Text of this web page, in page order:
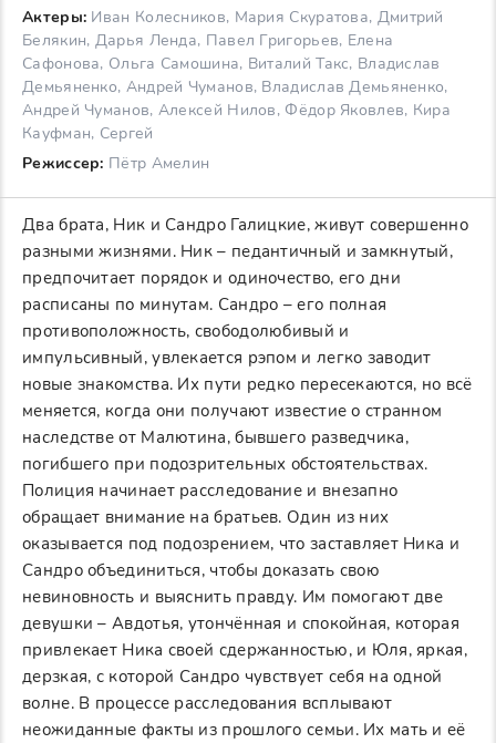
Актеры: Иван Колесников, Мария Скуратова, Дмитрий
Белякин, Дарья Ленда, Павел Григорьев, Елена
Сафонова, Ольга Самошина, Виталий Такс, Владислав
Демьяненко, Андрей Чуманов, Владислав Демьяненко,
Андрей Чуманов, Алексей Нилов, Фёдор Яковлев, Кира
Кауфман, Сергей
Режиссер: Пётр Амелин
Два брата, Ник и Сандро Галицкие, живут совершенно
разными жизнями. Ник – педантичный и замкнутый,
предпочитает порядок и одиночество, его дни
расписаны по минутам. Сандро – его полная
противоположность, свободолюбивый и
импульсивный, увлекается рэпом и легко заводит
новые знакомства. Их пути редко пересекаются, но всё
меняется, когда они получают известие о странном
наследстве от Малютина, бывшего разведчика,
погибшего при подозрительных обстоятельствах.
Полиция начинает расследование и внезапно
обращает внимание на братьев. Один из них
оказывается под подозрением, что заставляет Ника и
Сандро объединиться, чтобы доказать свою
невиновность и выяснить правду. Им помогают две
девушки – Авдотья, утончённая и спокойная, которая
привлекает Ника своей сдержанностью, и Юля, яркая,
дерзкая, с которой Сандро чувствует себя на одной
волне. В процессе расследования всплывают
неожиданные факты из прошлого семьи. Их мать и её